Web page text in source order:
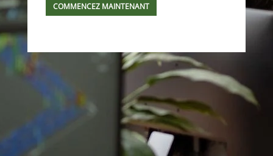
COMMENCEZ MAINTENANT